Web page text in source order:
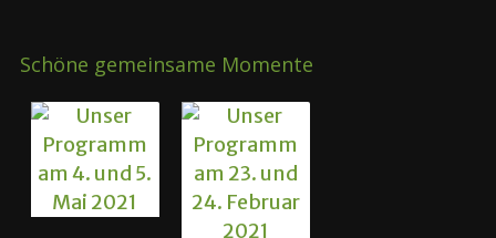
Schöne gemeinsame Momente